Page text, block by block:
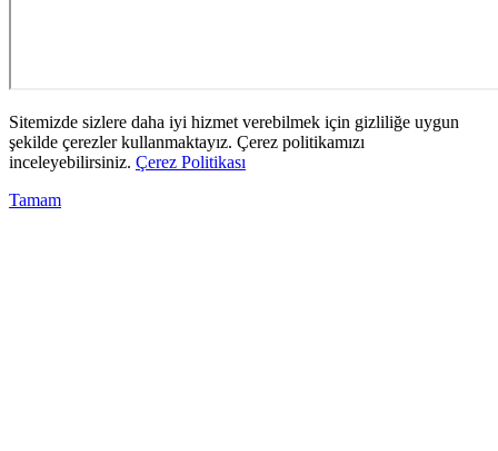
Sitemizde sizlere daha iyi hizmet verebilmek için gizliliğe uygun
şekilde çerezler kullanmaktayız. Çerez politikamızı
inceleyebilirsiniz. Çerez Politikası
Tamam